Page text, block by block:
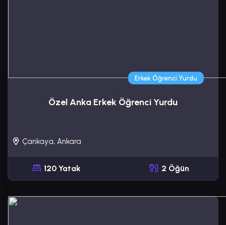
Erkek Öğrenci Yurdu
Özel Anka Erkek Öğrenci Yurdu
Çankaya, Ankara
120 Yatak 2 Öğün